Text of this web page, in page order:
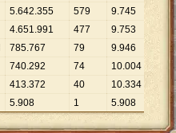
5.642.355 579 9.745
4.651.991 477 9.753
785.767 79 9.946
740.292 74 10.004
413.372 40 10.334
5.908 1 5.908